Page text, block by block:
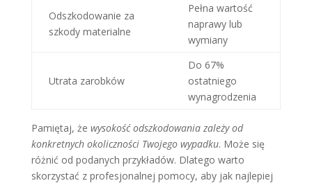
Odszkodowanie za
szkody materialne
Pełna wartość
naprawy lub
wymiany
Utrata zarobków
Do 67%
ostatniego
wynagrodzenia
Pamiętaj, że wysokość odszkodowania zależy od
konkretnych okoliczności Twojego wypadku. Może się
różnić od podanych przykładów. Dlatego warto
skorzystać z profesjonalnej pomocy, aby jak najlepiej